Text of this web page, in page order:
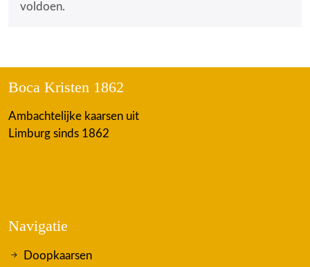
voldoen.
Boca Kristen 1862
Ambachtelijke kaarsen uit
Limburg sinds 1862
Navigatie
Doopkaarsen